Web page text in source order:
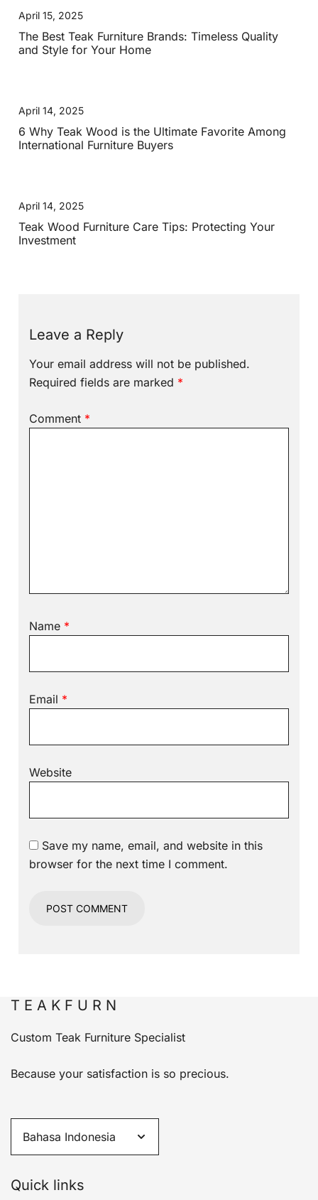
April 15, 2025
The Best Teak Furniture Brands: Timeless Quality
and Style for Your Home
April 14, 2025
6 Why Teak Wood is the Ultimate Favorite Among
International Furniture Buyers
April 14, 2025
Teak Wood Furniture Care Tips: Protecting Your
Investment
Leave a Reply
Your email address will not be published.
Required fields are marked *
Comment *
Name *
Email *
Website
Save my name, email, and website in this
browser for the next time I comment.
T E A K F U R N
Custom Teak Furniture Specialist
Because your satisfaction is so precious.
Quick links